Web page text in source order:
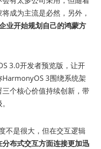
成为主流是必然，另外，
业开始规划自己的鸿蒙方
3.0开发者预览版，让开
3围绕系统架
个核心价值持续创新，带
不是很大，但在交互逻辑
分布式交互方面连接更加迅